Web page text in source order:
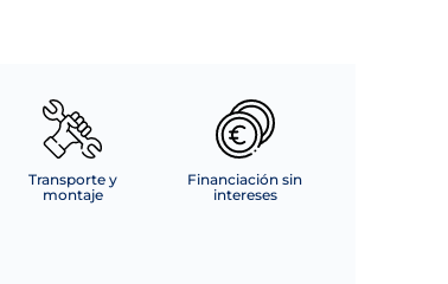
Transporte y
montaje
Financiación sin
intereses